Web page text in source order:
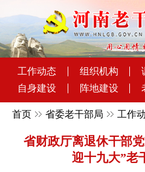
工作动态 组织机构
自身建设
阵地建设
首页 省委老干部局 工作
省财政厅离退休干部
迎十九大”老